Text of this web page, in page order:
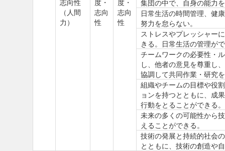
志向性
（人間
力）
度・
志向
性
度・
志向
性
集団の中で、自身の能力
日常生活の時間管理、健
努力を怠らない。
ストレスやプレッシャー
きる。日常生活の管理が
チームワークの必要性・
し、他者の意見を尊重し
協調して共同作業・研究
組織やチームの目標や役
ョンを持つとともに、成
行動をとることができる。
未来の多くの可能性から
えることができる。
技術の発展と持続的社会
とともに、技術の創造や